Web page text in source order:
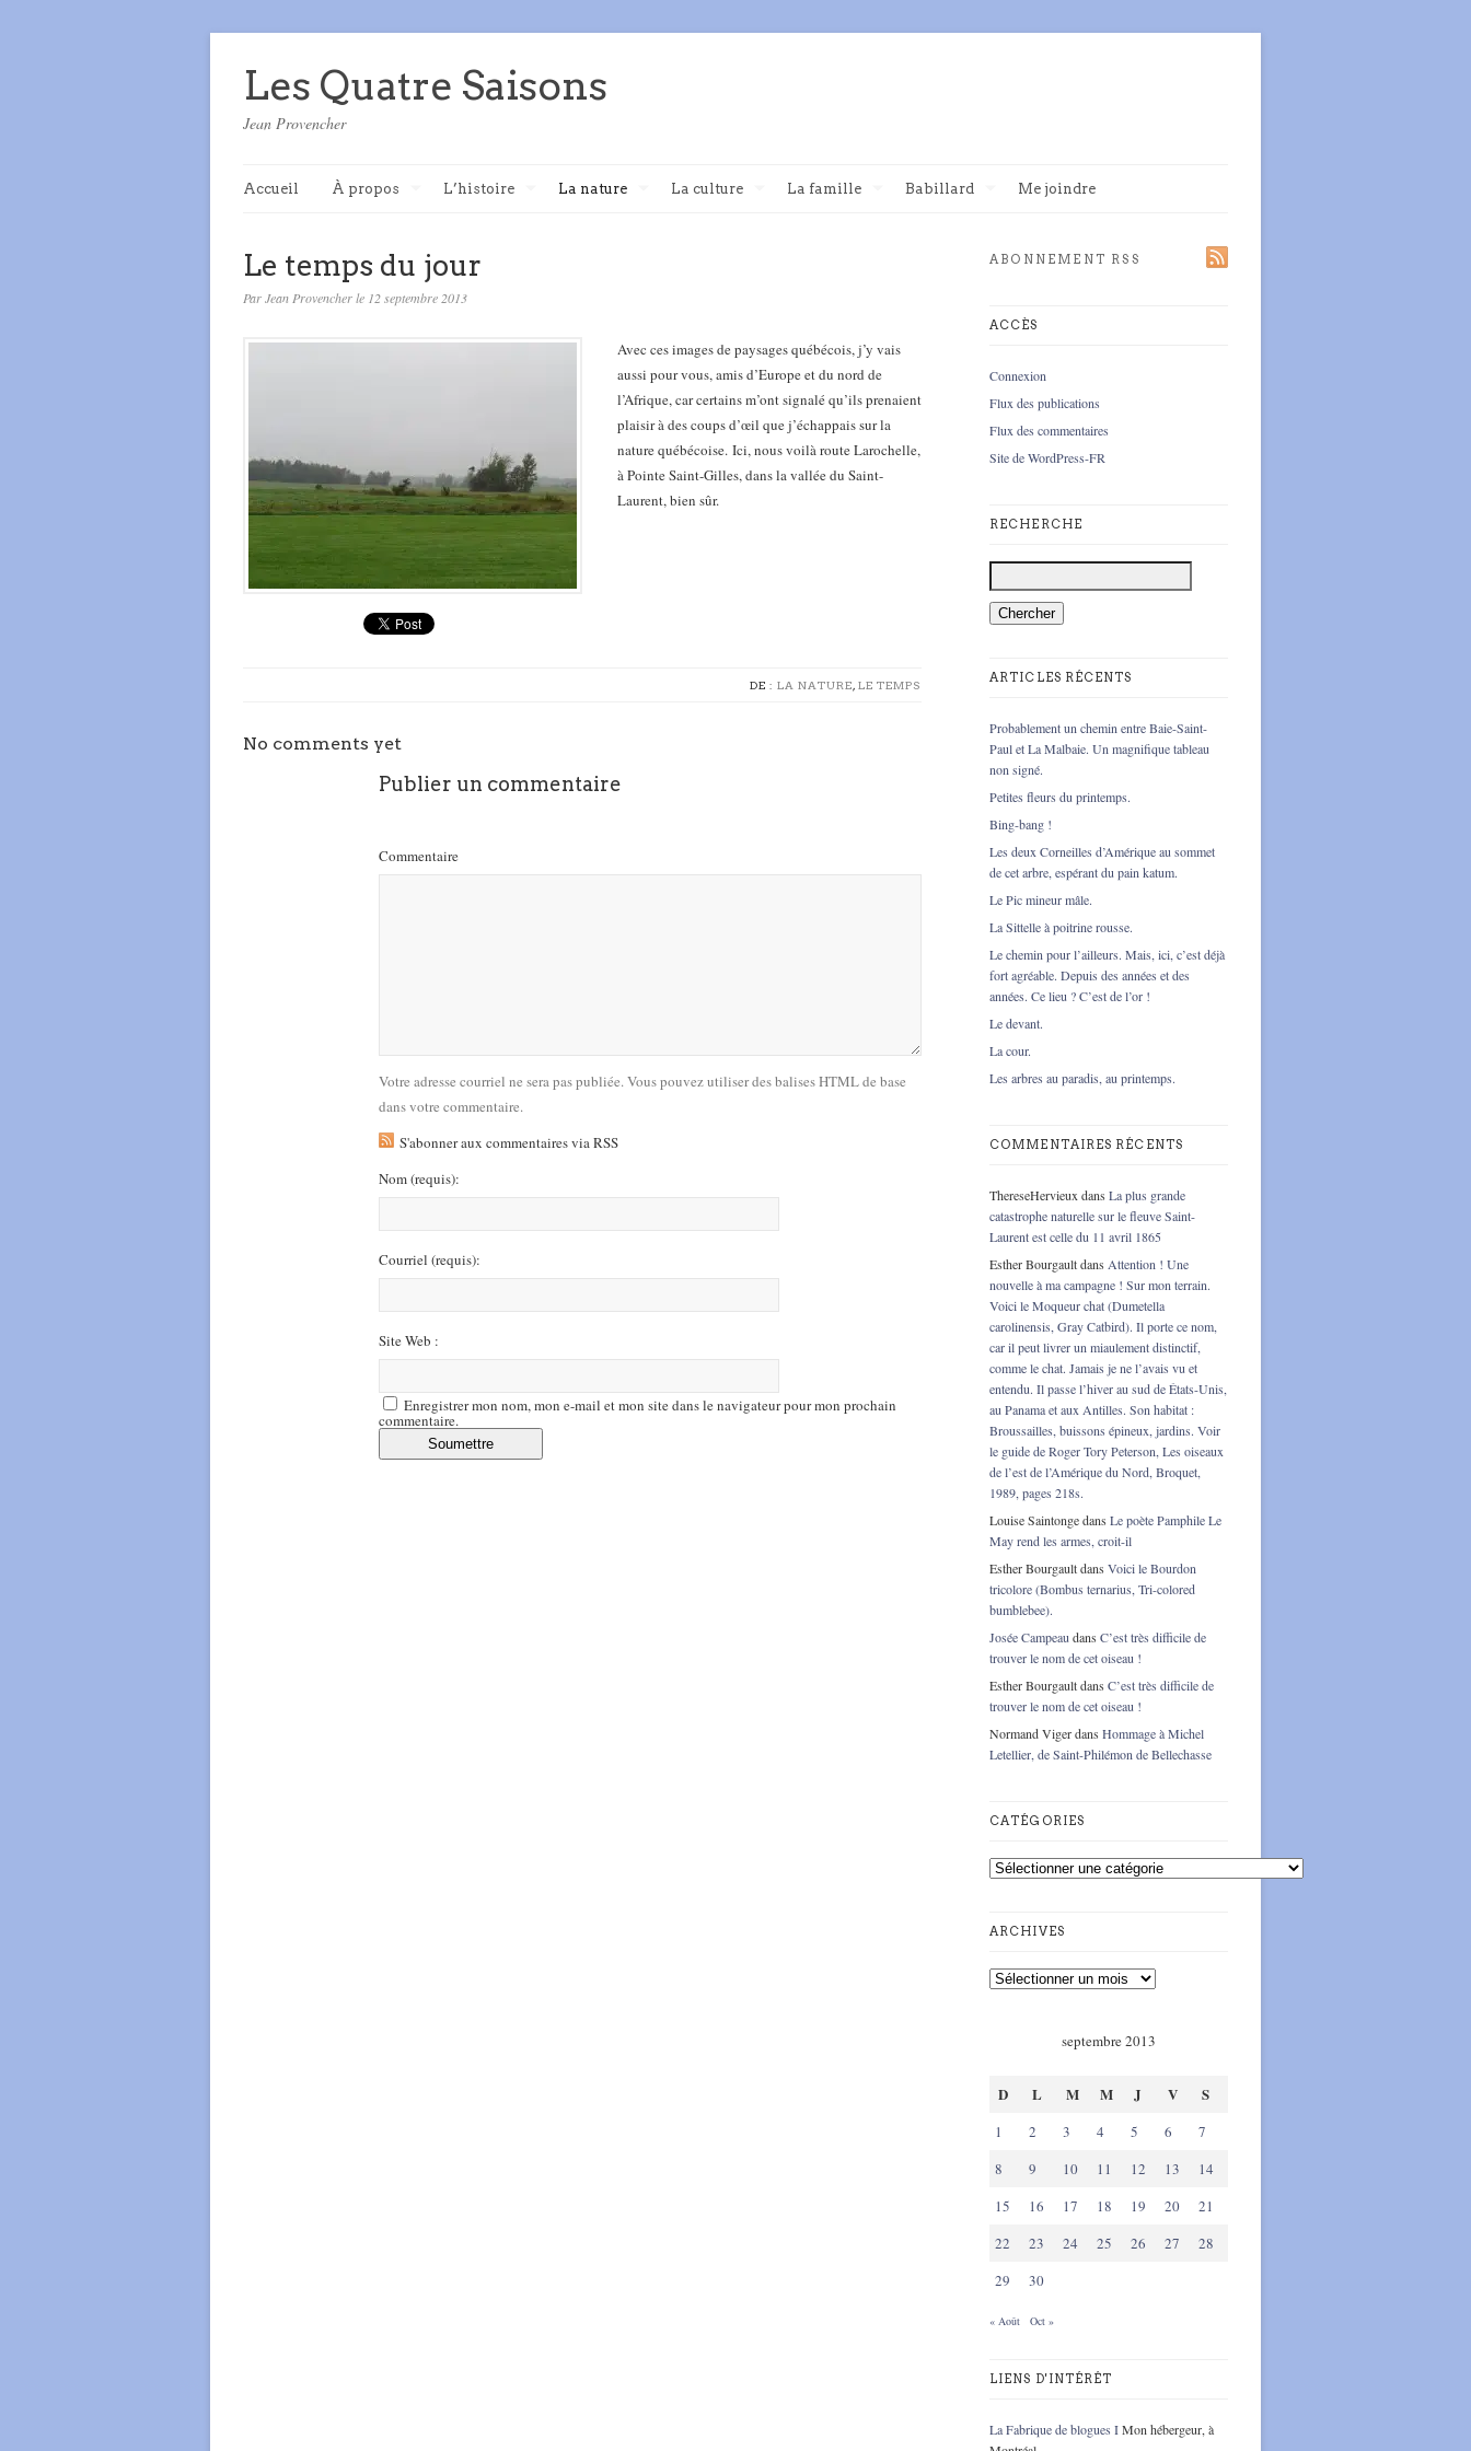
Les Quatre Saisons
Jean Provencher
Accueil À propos L’histoire La nature La culture La famille Babillard Me joindre
Le temps du jour
Par Jean Provencher le 12 septembre 2013
Avec ces images de paysages québécois, j’y vais
aussi pour vous, amis d’Europe et du nord de
l’Afrique, car certains m’ont signalé qu’ils prenaient
plaisir à des coups d’œil que j’échappais sur la
nature québécoise. Ici, nous voilà route Larochelle,
à Pointe Saint-Gilles, dans la vallée du Saint-
Laurent, bien sûr.
DE : LA NATURE, LE TEMPS
No comments yet
Publier un commentaire
Commentaire
Votre adresse courriel ne sera pas publiée. Vous pouvez utiliser des balises HTML de base
dans votre commentaire.
S'abonner aux commentaires via RSS
Nom(requis):
Courriel (requis):
Site Web :
Enregistrer mon nom, mon e-mail et mon site dans le navigateur pour mon prochain
commentaire.
ABONNEMENT RSS
ACCÈS
Connexion
Flux des publications
Flux des commentaires
Site de WordPress-FR
RECHERCHE
ARTICLES RÉCENTS
Probablement un chemin entre Baie-Saint-
Paul et La Malbaie. Un magnifique tableau
non signé.
Petites fleurs du printemps.
Bing-bang !
Les deux Corneilles d’Amérique au sommet
de cet arbre, espérant du pain katum.
Le Pic mineur mâle.
La Sittelle à poitrine rousse.
Le chemin pour l’ailleurs. Mais, ici, c’est déjà
fort agréable. Depuis des années et des
années. Ce lieu ? C’est de l’or !
Le devant.
La cour.
Les arbres au paradis, au printemps.
COMMENTAIRES RÉCENTS
ThereseHervieux dans La plus grande
catastrophe naturelle sur le fleuve Saint-
Laurent est celle du 11 avril 1865
Esther Bourgaultdans Attention ! Une
nouvelle à ma campagne ! Sur mon terrain.
Voici le Moqueur chat (Dumetella
carolinensis, Gray Catbird). Il porte ce nom,
car il peut livrer un miaulement distinctif,
comme le chat. Jamais je ne l’avais vu et
entendu. Il passe l’hiver au sud de États-Unis,
au Panama et aux Antilles. Son habitat :
Broussailles, buissons épineux, jardins. Voir
le guide de Roger Tory Peterson, Les oiseaux
de l’est de l’Amérique du Nord, Broquet,
1989, pages 218s.
Louise Saintongedans Le poète Pamphile Le
May rend les armes, croit-il
Esther Bourgaultdans Voici le Bourdon
tricolore (Bombus ternarius, Tri-colored
bumblebee).
Josée Campeau dans C’est très difficile de
trouver le nom de cet oiseau !
Esther Bourgaultdans C’est très difficile de
trouver le nom de cet oiseau !
Normand Vigerdans Hommage à Michel
Letellier, de Saint-Philémon de Bellechasse
CATÉGORIES
ARCHIVES
septembre 2013
D L M M J V S
1 2 3 4 5 6
7
8
9 10 11 12 13
14
15
16 17 18 19 20
21
22
23 24 25 26 27
28
29
30
« Août Oct »
LIENS D'INTÉRÊT
La Fabrique de blogues IMon hébergeur, à